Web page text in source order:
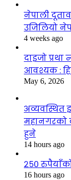
नेपाली
उजिलियो
4 weeks ago
दाइजो
आवश्यक :
May 6, 2026
अव्यवस्थित
महानगरको
हुने
14 hours ago
२५०
16 hours ago